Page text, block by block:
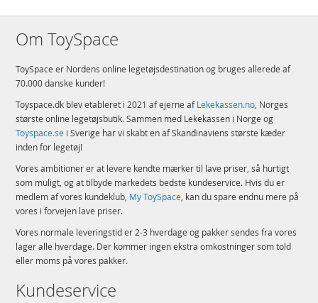
Om ToySpace
ToySpace er Nordens online legetøjsdestination og bruges allerede af
70.000 danske kunder!
Toyspace.dk blev etableret i 2021 af ejerne afLekekassen.no, Norges
største online legetøjsbutik. Sammen med Lekekassen i Norge og
Toyspace.se i Sverige har vi skabt en af Skandinaviens største kæder
inden for legetøj!
Vores ambitioner er at levere kendte mærker til lave priser, så hurtigt
som muligt, og at tilbyde markedets bedste kundeservice. Hvis du er
medlem af vores kundeklub, My ToySpace, kan du spare endnu mere på
vores i forvejen lave priser.
Vores normale leveringstid er 2-3 hverdage og pakker sendes fra vores
lager alle hverdage. Der kommer ingen ekstra omkostninger som told
eller moms på vores pakker.
Kundeservice